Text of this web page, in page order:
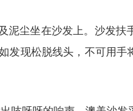
泥尘坐在沙发上。沙发扶
发现松脱线头，不可用手